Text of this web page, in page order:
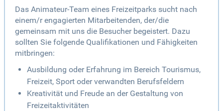
Das Animateur-Team eines Freizeitparks sucht nach
einem/r engagierten Mitarbeitenden, der/die
gemeinsam mit uns die Besucher begeistert. Dazu
sollten Sie folgende Qualifikationen und Fähigkeiten
mitbringen:
Ausbildung oder Erfahrung im Bereich Tourismus,
Freizeit, Sport oder verwandten Berufsfeldern
Kreativität und Freude an der Gestaltung von
Freizeitaktivitäten